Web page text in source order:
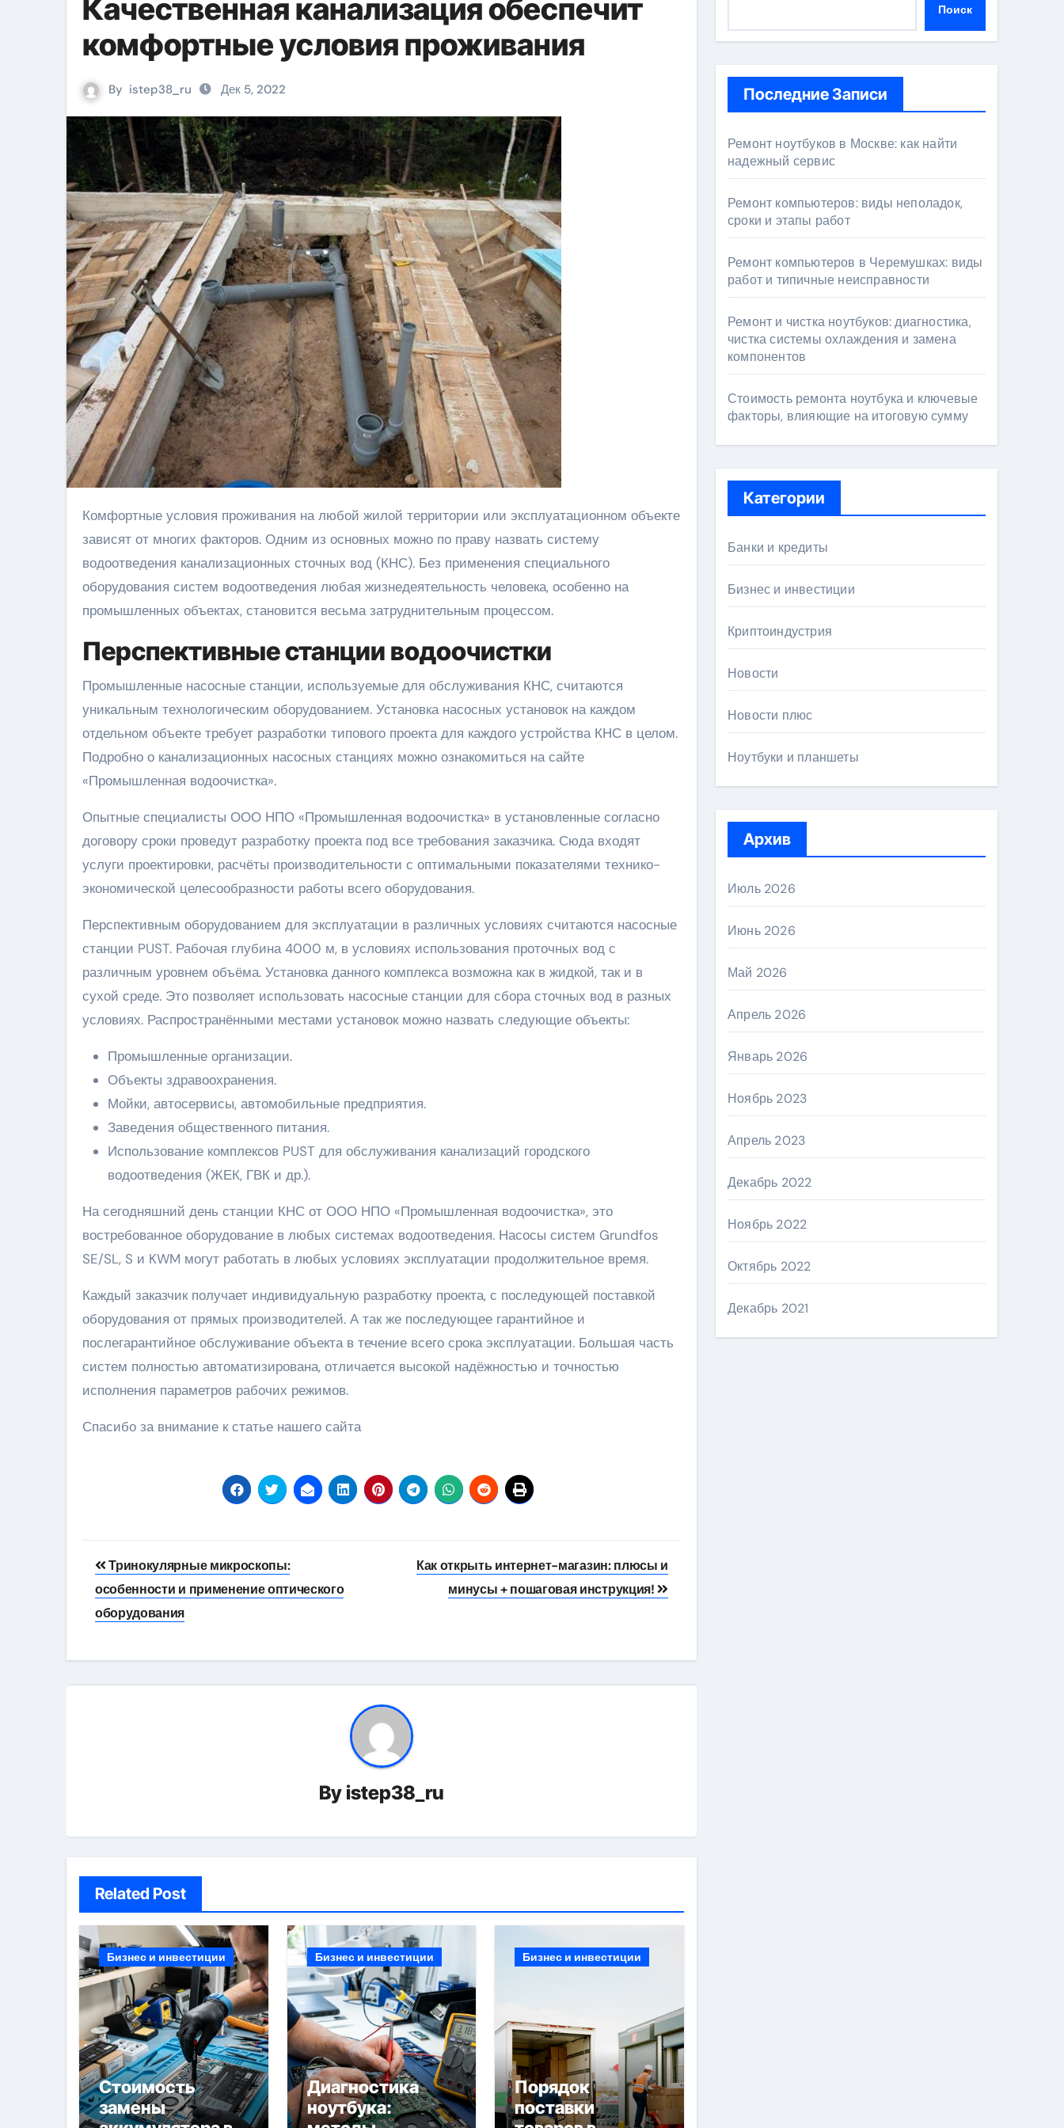
Качественная канализация обеспечит
комфортные условия проживания
By istep38_ru Дек 5, 2022
Комфортные условия проживания на любой жилой территории или эксплуатационном объекте
зависят от многих факторов. Одним из основных можно по праву назвать систему
водоотведения канализационных сточных вод (КНС). Без применения специального
оборудования систем водоотведения любая жизнедеятельность человека, особенно на
промышленных объектах, становится весьма затруднительным процессом.
Перспективные станции водоочистки
Промышленные насосные станции, используемые для обслуживания КНС, считаются
уникальным технологическим оборудованием. Установка насосных установок на каждом
отдельном объекте требует разработки типового проекта для каждого устройства КНС в целом.
Подробно о канализационных насосных станциях можно ознакомиться на сайте
«Промышленная водоочистка».
Опытные специалисты ООО НПО «Промышленная водоочистка» в установленные согласно
договору сроки проведут разработку проекта под все требования заказчика. Сюда входят
услуги проектировки, расчёты производительности с оптимальными показателями технико-
экономической целесообразности работы всего оборудования.
Перспективным оборудованием для эксплуатации в различных условиях считаются насосные
станции PUST. Рабочая глубина 4000 м, в условиях использования проточных вод с
различным уровнем объёма. Установка данного комплекса возможна как в жидкой, так и в
сухой среде. Это позволяет использовать насосные станции для сбора сточных вод в разных
условиях. Распространёнными местами установок можно назвать следующие объекты:
Промышленные организации.
Объекты здравоохранения.
Мойки, автосервисы, автомобильные предприятия.
Заведения общественного питания.
Использование комплексов PUST для обслуживания канализаций городского
водоотведения (ЖЕК, ГВК и др.).
На сегодняшний день станции КНС от ООО НПО «Промышленная водоочистка», это
востребованное оборудование в любых системах водоотведения. Насосы систем Grundfos
SE/SL, S и KWM могут работать в любых условиях эксплуатации продолжительное время.
Каждый заказчик получает индивидуальную разработку проекта, с последующей поставкой
оборудования от прямых производителей. А так же последующее гарантийное и
послегарантийное обслуживание объекта в течение всего срока эксплуатации. Большая часть
систем полностью автоматизирована, отличается высокой надёжностью и точностью
исполнения параметров рабочих режимов.
Спасибо за внимание к статье нашего сайта
Навигация
по
записям
Тринокулярные микроскопы:
особенности и применение оптического
оборудования
Как открыть интернет-магазин: плюсы и
минусы + пошаговая инструкция!
By istep38_ru
Related Post
Бизнес и инвестиции
Стоимость
замены
Бизнес и инвестиции
Диагностика
ноутбука:
Бизнес и инвестиции
Порядок
поставки
Поиск
Последние Записи
Ремонт ноутбуков в Москве: как найти
надежный сервис
Ремонт компьютеров: виды неполадок,
сроки и этапы работ
Ремонт компьютеров в Черемушках: виды
работ и типичные неисправности
Ремонт и чистка ноутбуков: диагностика,
чистка системы охлаждения и замена
компонентов
Стоимость ремонта ноутбука и ключевые
факторы, влияющие на итоговую сумму
Категории
Банки и кредиты
Бизнес и инвестиции
Криптоиндустрия
Новости
Новости плюс
Ноутбуки и планшеты
Архив
Июль 2026
Июнь 2026
Май 2026
Апрель 2026
Январь 2026
Ноябрь 2023
Апрель 2023
Декабрь 2022
Ноябрь 2022
Октябрь 2022
Декабрь 2021